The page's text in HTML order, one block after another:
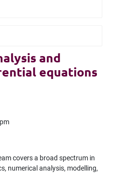
and
equations
covers a broad spectrum in
numerical analysis, modelling,